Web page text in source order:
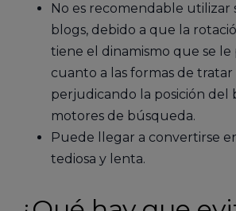
No es recomendable utilizar
blogs, debido a que la
tiene el dinamismo que se
cuanto a las formas de
perjudicando la posición del
motores de búsqueda.
Puede llegar a convertirse
tediosa y lenta.